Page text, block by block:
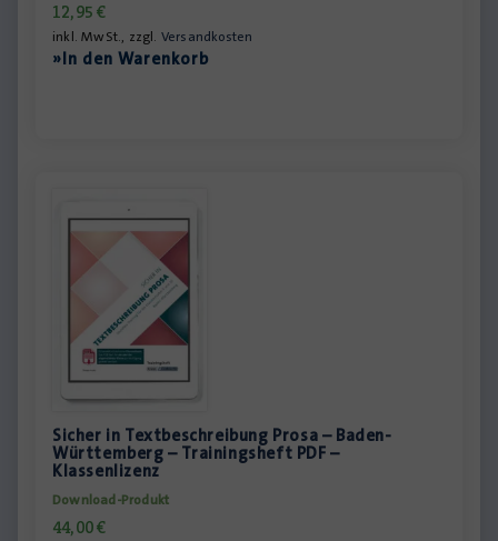
12,95€
inkl. MwSt., zzgl. Versandkosten
»In den Warenkorb
Sicher in Textbeschreibung Prosa – Baden-
Württemberg – Trainingsheft PDF –
Klassenlizenz
Download-Produkt
44,00€